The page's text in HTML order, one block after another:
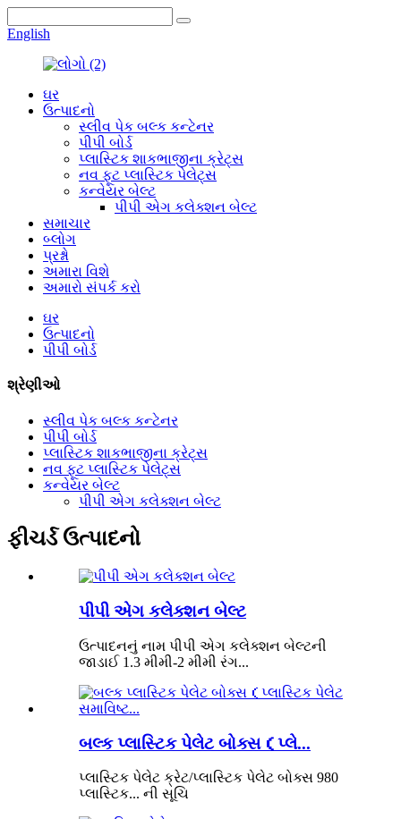
English
ઘર
ઉત્પાદનો
સ્લીવ પેક બલ્ક કન્ટેનર
પીપી બોર્ડ
પ્લાસ્ટિક શાકભાજીના ક્રેટ્સ
નવ ફૂટ પ્લાસ્ટિક પેલેટ્સ
કન્વેયર બેલ્ટ
પીપી એગ કલેક્શન બેલ્ટ
સમાચાર
બ્લોગ
પ્રશ્નો
અમારા વિશે
અમારો સંપર્ક કરો
ઘર
ઉત્પાદનો
પીપી બોર્ડ
શ્રેણીઓ
સ્લીવ પેક બલ્ક કન્ટેનર
પીપી બોર્ડ
પ્લાસ્ટિક શાકભાજીના ક્રેટ્સ
નવ ફૂટ પ્લાસ્ટિક પેલેટ્સ
કન્વેયર બેલ્ટ
પીપી એગ કલેક્શન બેલ્ટ
ફીચર્ડ ઉત્પાદનો
પીપી એગ કલેક્શન બેલ્ટ
ઉત્પાદનનું નામ પીપી એગ કલેક્શન બેલ્ટની
જાડાઈ 1.3 મીમી-2 મીમી રંગ...
બલ્ક પ્લાસ્ટિક પેલેટ બોક્સ（પ્લે...
પ્લાસ્ટિક પેલેટ ક્રેટ/પ્લાસ્ટિક પેલેટ બોક્સ 980
પ્લાસ્ટિક... ની સૂચિ